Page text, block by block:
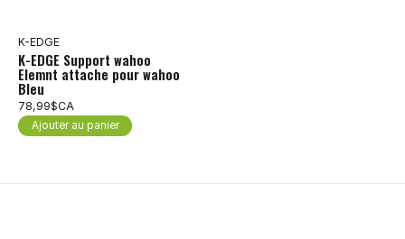
K-EDGE
K-EDGE Support wahoo
Elemnt attache pour wahoo
Bleu
78,99$CA
Ajouter au panier